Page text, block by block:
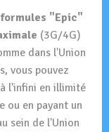
"Epic"
(3G/4G)
dans l'Union
vous pouvez
l'infini en illimité
ou en payant un
sein de l'Union